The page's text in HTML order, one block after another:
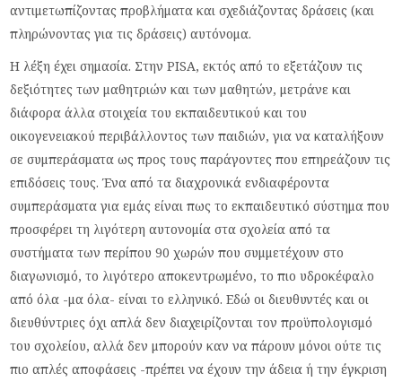
αντιμετωπίζοντας προβλήματα και σχεδιάζοντας δράσεις (και
πληρώνοντας για τις δράσεις) αυτόνομα.
Η λέξη έχει σημασία. Στην PISA, εκτός από το εξετάζουν τις
δεξιότητες των μαθητριών και των μαθητών, μετράνε και
διάφορα άλλα στοιχεία του εκπαιδευτικού και του
οικογενειακού περιβάλλοντος των παιδιών, για να καταλήξουν
σε συμπεράσματα ως προς τους παράγοντες που επηρεάζουν τις
επιδόσεις τους. Ένα από τα διαχρονικά ενδιαφέροντα
συμπεράσματα για εμάς είναι πως το εκπαιδευτικό σύστημα που
προσφέρει τη λιγότερη αυτονομία στα σχολεία από τα
συστήματα των περίπου 90 χωρών που συμμετέχουν στο
διαγωνισμό, το λιγότερο αποκεντρωμένο, το πιο υδροκέφαλο
από όλα -μα όλα- είναι το ελληνικό. Εδώ οι διευθυντές και οι
διευθύντριες όχι απλά δεν διαχειρίζονται τον προϋπολογισμό
του σχολείου, αλλά δεν μπορούν καν να πάρουν μόνοι ούτε τις
πιο απλές αποφάσεις -πρέπει να έχουν την άδεια ή την έγκριση